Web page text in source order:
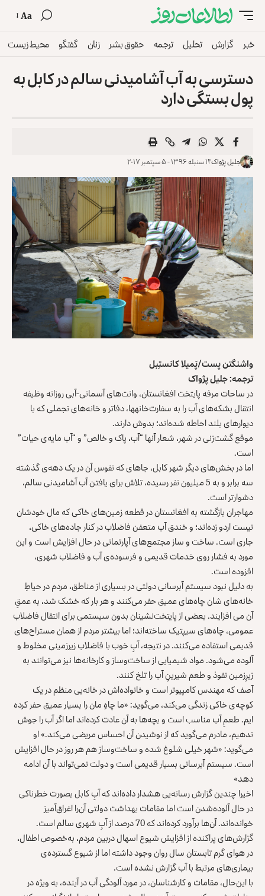
Aa
خبر گزارش تحلیل ترجمه حقوق بشر زنان گفتگو محیط زیست
دسترسی به آب آشامیدنی سالم در کابل به
پول بستگی دارد
جلیل پژواک۱۴ سنبله ۱۳۹۶ - ۵ سپتمبر ۲۰۱۷
واشنگتن پست/پَمیلا کانستِبل
ترجمه: جلیل پژواک
در ساحات مرفه پایتخت افغانستان، وانت‌های آسمانی-آبی روزانه وظیفه
انتقال بشکه‌های آب را به سفارت‌خانه‎ها، دفاتر و خانه‌های تجملی که با
دیوارهای بلند احاطه شده‌اند؛ بدوش دارند.
موقع گشت‌زنی در شهر، شعار آنها “آب، پاک و خالص” و “آب مایه‌‌ی حیات”
است.
اما در بخش‌های دیگر شهر کابل، جاهای که نفوس آن در یک دهه‌ی گذشته
سه برابر و به 5 میلیون نفر رسیده، تلاش برای یافتن آب آشامیدنی‌ سالم،
دشوارتر است.
مهاجران بازگشته به افغانستان در قطعه زمین‌های خاکی که مال خودشان
نیست اردو زده‌اند؛ و خندق آب متعفن فاضلاب در کنار جاده‌های خاکی،
جاری است. ساخت و ساز مجتمع‌های آپارتمانی در حال افزایش است و این
مورد به فشار روی خدمات قدیمی و فرسوده‌ی آب و فاضلاب شهری،
افزوده است.
به دلیل نبود سیستم آبرسانی دولتی در بسیاری از مناطق، مردم در حیاطِ
خانه‌های شان چاه‌های عمیق حفر می‌کنند و هر بار که خشک شد، به عمقِ
آن می افزایند. بعضی از پایتخت‌نشینان بدون سیستمی برای انتقال فاضلاب
عمومی، چاه‌های سیپتیک ساخته‌اند؛ اما بیشتر مردم از همان مستراح‌های
قدیمی استفاده می‌کنند. در نتیجه، آبِ خوب با فاضلاب زیرزمینی مخلوط و
آلوده می‌شود. مواد شیمیایی از ساخت‌وساز و کارخانه‌ها نیز می‌توانند به
زیرِزمین نفوذ و طعم شیرینِ آب را تلخ کنند.
آصف که مهندس کامپیوتر است و خانواده‌اش در خانه‌یی منظم در یک
کوچه‌ی خاکی زندگی می‌کند، می‌گوید: «ما چاهِ مان را بسیار عمیق حفر کرده
ایم. طعمِ آب مناسب است و بچه‌ها به آن عادت کرده‌اند اما اگر آب را جوش
ندهیم، مادرم می‌گوید که از نوشیدن آن احساس مریضی می‌کند.» او
می‌گوید: «شهر خیلی شلوغ شده و ساخت‌وساز هم هر روز در حال افزایش
است. سیستم آبرسانی بسیار قدیمی است و دولت نمی‌تواند با آن ادامه
دهد»
اخیرا چندین گزارش رسانه‌یی هشدار داده‌اند که آبِ کابل بصورت خطرناکی
در حال آلوده‌شدن است اما مقامات بهداشت دولتی آن‌را اغراق‌آمیز
خوانده‌اند. آن‌ها برآورد کرده‌اند که 70 درصد از آبِ شهری سالم است.
گزارش‌های پراکنده از افزایش شیوع اسهال دربین مردم، به‌خصوص اطفال،
در هوای گرم تابستان سال روان وجود داشته اما از شیوع گسترده‌ی
بیماری‌های مرتبط با آب گزارش نشده است.
با این‌حال، مقامات و کارشناسان، در مورد آلودگی آب در آینده، به ویژه در